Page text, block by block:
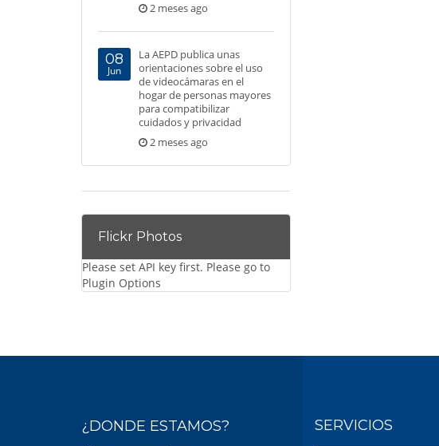
2 meses ago
08
Jun
La AEPD publica unas
orientaciones sobre el uso
de videocámaras en el
hogar de personas mayores
para compatibilizar
cuidados y privacidad
2 meses ago
Flickr Photos
Please set API key first. Please go to
Plugin Options
¿DONDE ESTAMOS? SERVICIOS